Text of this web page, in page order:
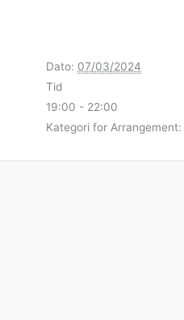
Dato: 07/03/2024
Tid
19:00 - 22:00
Kategori for Arrangement: